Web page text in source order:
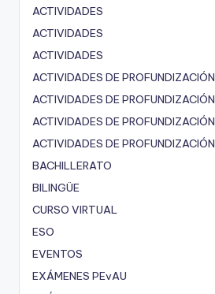
ACTIVIDADES
ACTIVIDADES
ACTIVIDADES
ACTIVIDADES DE PROFUNDIZACIÓN
ACTIVIDADES DE PROFUNDIZACIÓN
ACTIVIDADES DE PROFUNDIZACIÓN
ACTIVIDADES DE PROFUNDIZACIÓN
BACHILLERATO
BILINGÜE
CURSO VIRTUAL
ESO
EVENTOS
EXÁMENES PEvAU